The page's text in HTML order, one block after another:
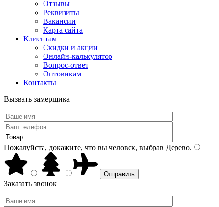
Отзывы
Реквизиты
Вакансии
Карта сайта
Клиентам
Скидки и акции
Онлайн-калькулятор
Вопрос-ответ
Оптовикам
Контакты
Вызвать замерщика
Пожалуйста, докажите, что вы человек, выбрав Дерево.
Заказать звонок